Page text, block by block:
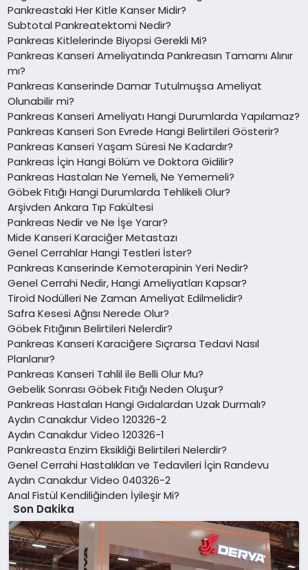
Pankreastaki Her Kitle Kanser Midir?
Subtotal Pankreatektomi Nedir?
Pankreas Kitlelerinde Biyopsi Gerekli Mi?
Pankreas Kanseri Ameliyatında Pankreasın Tamamı Alınır
mı?
Pankreas Kanserinde Damar Tutulmuşsa Ameliyat
Olunabilir mi?
Pankreas Kanseri Ameliyatı Hangi Durumlarda Yapılamaz?
Pankreas Kanseri Son Evrede Hangi Belirtileri Gösterir?
Pankreas Kanseri Yaşam Süresi Ne Kadardır?
Pankreas İçin Hangi Bölüm ve Doktora Gidilir?
Pankreas Hastaları Ne Yemeli, Ne Yememeli?
Göbek Fıtığı Hangi Durumlarda Tehlikeli Olur?
Arşivden Ankara Tıp Fakültesi
Pankreas Nedir ve Ne İşe Yarar?
Mide Kanseri Karaciğer Metastazı
Genel Cerrahlar Hangi Testleri İster?
Pankreas Kanserinde Kemoterapinin Yeri Nedir?
Genel Cerrahi Nedir, Hangi Ameliyatları Kapsar?
Tiroid Nodülleri Ne Zaman Ameliyat Edilmelidir?
Safra Kesesi Ağrısı Nerede Olur?
Göbek Fıtığının Belirtileri Nelerdir?
Pankreas Kanseri Karaciğere Sıçrarsa Tedavi Nasıl
Planlanır?
Pankreas Kanseri Tahlil ile Belli Olur Mu?
Gebelik Sonrası Göbek Fıtığı Neden Oluşur?
Pankreas Hastaları Hangi Gıdalardan Uzak Durmalı?
Aydın Canakdur Video 120326-2
Aydın Canakdur Video 120326-1
Pankreasta Enzim Eksikliği Belirtileri Nelerdir?
Genel Cerrahi Hastalıkları ve Tedavileri İçin Randevu
Aydın Canakdur Video 040326-2
Anal Fistül Kendiliğinden İyileşir Mi?
Son Dakika